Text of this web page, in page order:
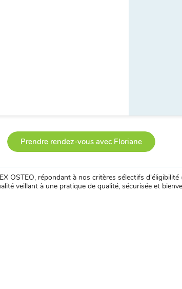
Prendre rendez-vous avec Floriane
OSTEO, répondant à nos critères sélectifs
veillant à une pratique de qualité, sécurisée et